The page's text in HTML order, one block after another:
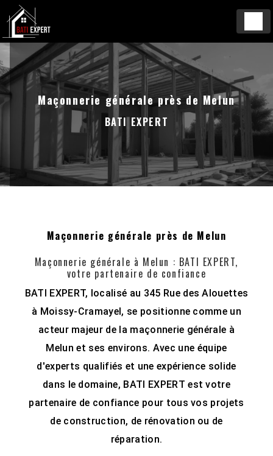
Maçonnerie générale près de Melun
BATI EXPERT
Maçonnerie générale près de Melun
Maçonnerie générale à Melun : BATI EXPERT,
votre partenaire de confiance
BATI EXPERT, localisé au 345 Rue des Alouettes
à Moissy-Cramayel, se positionne comme un
acteur majeur de la maçonnerie générale à
Melun et ses environs. Avec une équipe
d'experts qualifiés et une expérience solide
dans le domaine, BATI EXPERT est votre
partenaire de confiance pour tous vos projets
de construction, de rénovation ou de
réparation.
Panneau de gestion des cookies